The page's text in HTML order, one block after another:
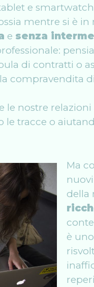
e
mentre si è
e senza
di contratti o
compravendita
le nostre
le tracce o
Ma
della
è